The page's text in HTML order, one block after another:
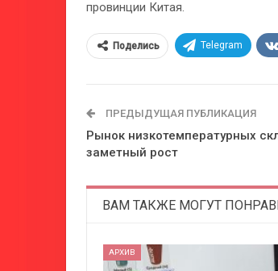
провинции Китая.
Поделись Telegram
ПРЕДЫДУЩАЯ ПУБЛИКАЦИЯ
Рынок низкотемпературных
заметный рост
ВАМ ТАКЖЕ МОГУТ
АРХИВ